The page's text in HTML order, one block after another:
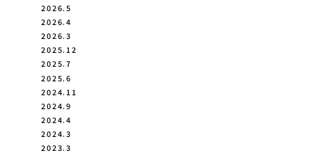
2026.5
2026.4
2026.3
2025.12
2025.7
2025.6
2024.11
2024.9
2024.4
2024.3
2023.3